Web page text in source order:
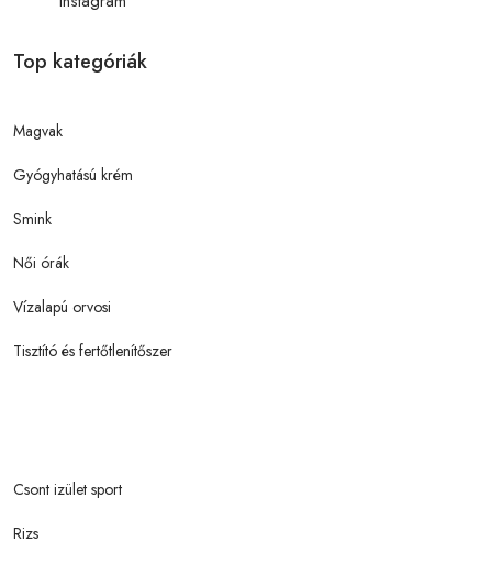
Top kategóriák
Magvak
Gyógyhatású krém
Smink
Női órák
Vízalapú orvosi
Tisztító és fertőtlenítőszer
Csont izület sport
Rizs